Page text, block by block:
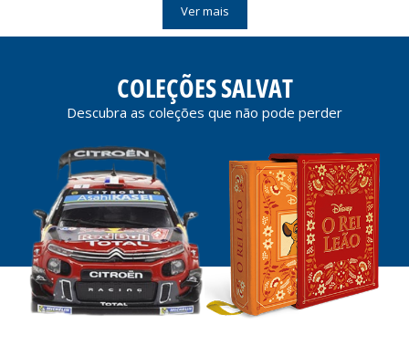
Ver mais
COLEÇÕES SALVAT
Descubra as coleções que não pode perder